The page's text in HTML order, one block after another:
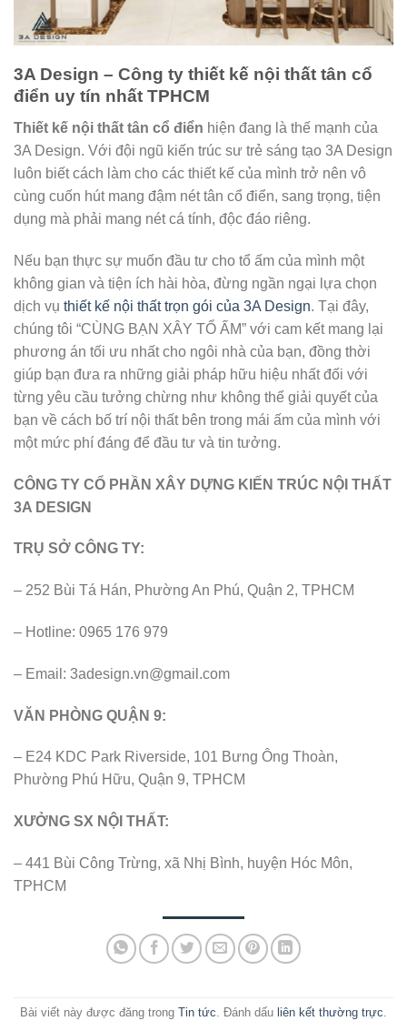
3A Design – Công ty thiết kế nội thất tân cổ
điển uy tín nhất TPHCM
Thiết kế nội thất tân cổ điển hiện đang là thế mạnh của
3A Design. Với đội ngũ kiến trúc sư trẻ sáng tạo 3A Design
luôn biết cách làm cho các thiết kế của mình trở nên vô
cùng cuốn hút mang đậm nét tân cổ điển, sang trọng, tiện
dụng mà phải mang nét cá tính, độc đáo riêng.
Nếu bạn thực sự muốn đầu tư cho tổ ấm của mình một
không gian và tiện ích hài hòa, đừng ngần ngại lựa chọn
dịch vụ thiết kế nội thất trọn gói của 3A Design. Tại đây,
chúng tôi “CÙNG BẠN XÂY TỔ ẤM” với cam kết mang lại
phương án tối ưu nhất cho ngôi nhà của bạn, đồng thời
giúp bạn đưa ra những giải pháp hữu hiệu nhất đối với
từng yêu cầu tưởng chừng như không thể giải quyết của
bạn về cách bố trí nội thất bên trong mái ấm của mình với
một mức phí đáng để đầu tư và tin tưởng.
CÔNG TY CỔ PHẦN XÂY DỰNG KIẾN TRÚC NỘI THẤT
3A DESIGN
TRỤ SỞ CÔNG TY:
– 252 Bùi Tá Hán, Phường An Phú, Quận 2, TPHCM
– Hotline: 0965 176 979
– Email: 3adesign.vn@gmail.com
VĂN PHÒNG QUẬN 9:
– E24 KDC Park Riverside, 101 Bưng Ông Thoàn,
Phường Phú Hữu, Quận 9, TPHCM
XƯỞNG SX NỘI THẤT:
– 441 Bùi Công Trừng, xã Nhị Bình, huyện Hóc Môn,
TPHCM
Bài viết này được đăng trong Tin tức. Đánh dấu liên kết thường trực.